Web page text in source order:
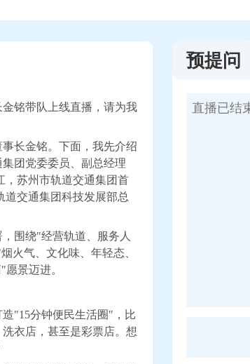
铭带队上线直播， 请为我
长金铭。下面，我先介绍
团党委委员、副总经理
，苏州市轨道交通集团首
道交通集团科技发展部总
围绕"经营轨道、服务人
火气、文化味、年轻态、
景迈进。
"15分钟便民生活圈"，比
衣店，甚至是彩票店。想
预提问